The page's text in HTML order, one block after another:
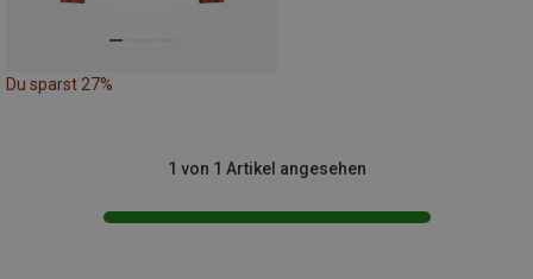
Du sparst 27%
1 von 1 Artikel angesehen